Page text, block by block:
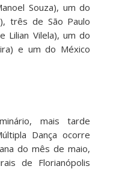
Souza), um do
três de São Paulo
Lilian Vilela), um do
e um do México
mais tarde
Dança ocorre
do mês de maio,
de Florianópolis